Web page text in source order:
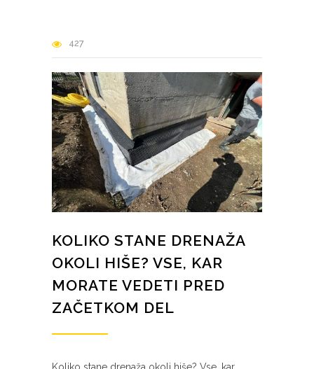
427
KOLIKO STANE DRENAŽA
OKOLI HIŠE? VSE, KAR
MORATE VEDETI PRED
ZAČETKOM DEL